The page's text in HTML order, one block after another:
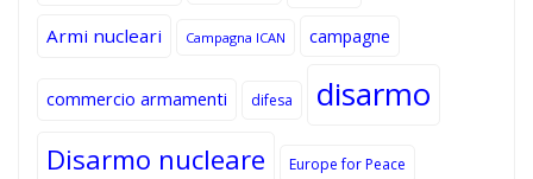
Armi nucleari Campagna ICAN campagne
commercio armamenti difesa disarmo
Disarmo nucleare Europe for Peace